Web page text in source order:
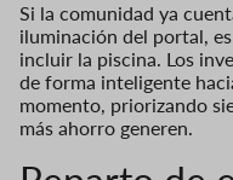
Si la comunidad ya
iluminación del portal,
incluir la piscina. Los
de forma inteligente
momento, priorizando
más ahorro generen.